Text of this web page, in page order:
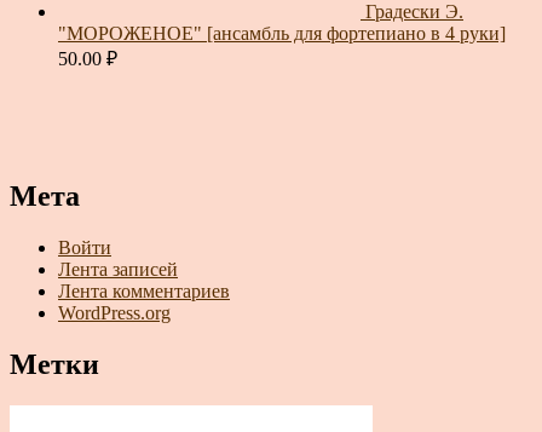
Градески Э.
"МОРОЖЕНОЕ" [ансамбль для фортепиано в 4 руки]
50.00 ₽
Мета
Войти
Лента записей
Лента комментариев
WordPress.org
Метки